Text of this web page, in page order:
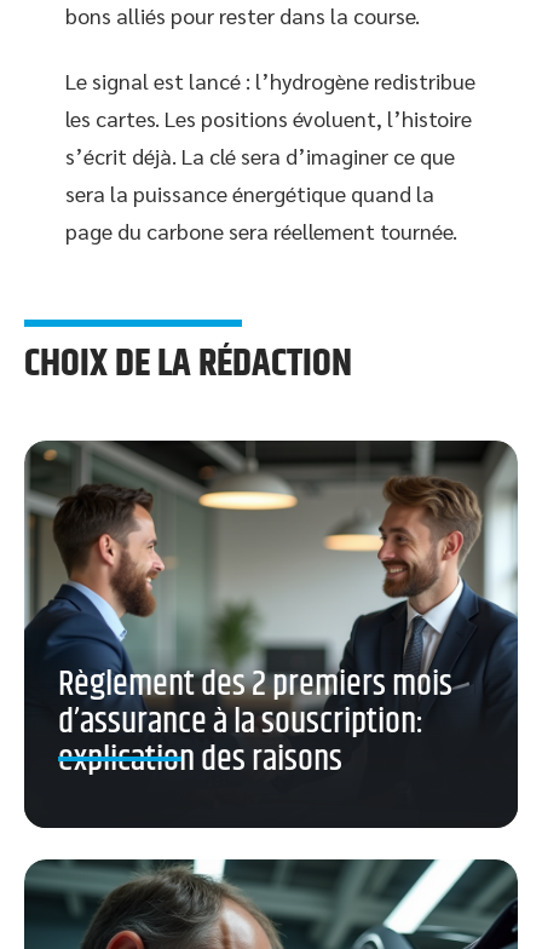
bons alliés pour rester dans la course.
Le signal est lancé : l’hydrogène redistribue
les cartes. Les positions évoluent, l’histoire
s’écrit déjà. La clé sera d’imaginer ce que
sera la puissance énergétique quand la
page du carbone sera réellement tournée.
CHOIX DE LA RÉDACTION
Règlement des 2 premiers mois
d’assurance à la souscription:
explication des raisons